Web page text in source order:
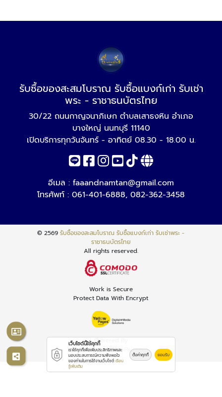
รับซื้อของสะสมโบราณ รับซื้อแบงก์เก่า รับเช่า
พระ - ราชาธนบัตรไทย
30/22 ถนนกาญจนาภิเษก ตำบลเสาธงหิน อำเภอ
บางใหญ่ นนทบุรี 11140
เปิดบริการทุกวันจันทร์ - อาทิตย์ 08.30 - 18.00 น.
อีเมล : faaandnamtan@gmail.com
โทรศัพท์ : 061-401-6888, 082-362-3458
© 2569รับซื้อของสะสมโบราณ รับซื้อแบงก์เก่า รับเช่าพระ -
ราชาธนบัตรไทย
All rights reserved.
Work is Secure
Protect Data With Encrypt
Powered By
Thailand YellowPages
เว็บไซต์นี้ใช้คุกกี้
เราใช้คุกกี้เพื่อเพิ่มประสิทธิภาพและ
มอบประสบการณ์ความพึงพอใจ
ของท่านในการใช้งานเว็บไซต์ เรียน
รู้เพิ่มเติม
ตั้งค่าคุกกี้ ยอมรับ